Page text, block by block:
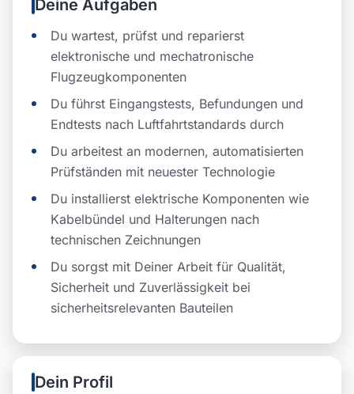
Deine Aufgaben
Du wartest, prüfst und reparierst
elektronische und mechatronische
Flugzeugkomponenten
Du führst Eingangstests, Befundungen und
Endtests nach Luftfahrtstandards durch
Du arbeitest an modernen, automatisierten
Prüfständen mit neuester Technologie
Du installierst elektrische Komponenten wie
Kabelbündel und Halterungen nach
technischen Zeichnungen
Du sorgst mit Deiner Arbeit für Qualität,
Sicherheit und Zuverlässigkeit bei
sicherheitsrelevanten Bauteilen
Dein Profil